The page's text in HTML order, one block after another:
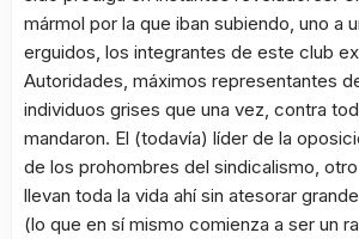
mármol por la que iban subiendo, uno a
erguidos, los integrantes de este club
Autoridades, máximos representantes
individuos grises que una vez, contra
mandaron. El (todavía) líder de la
de los prohombres del sindicalismo,
llevan toda la vida ahí sin atesorar
(lo que en sí mismo comienza a ser un